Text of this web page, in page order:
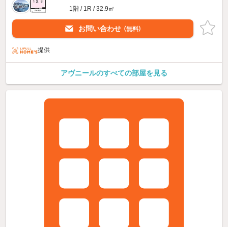
1階 / 1R / 32.9㎡
お問い合わせ （無料）
提供
アヴニールのすべての部屋を見る